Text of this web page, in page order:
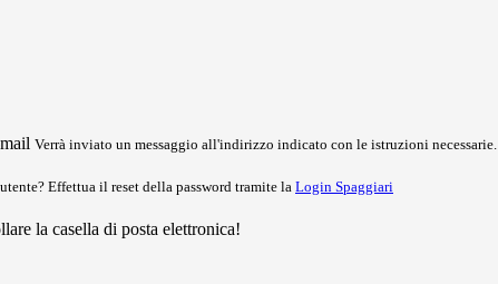
Verrà inviato un messaggio all'indirizzo indicato con le istruzioni necessarie.
Effettua il reset della password tramite la Login Spaggiari
la casella di posta elettronica!